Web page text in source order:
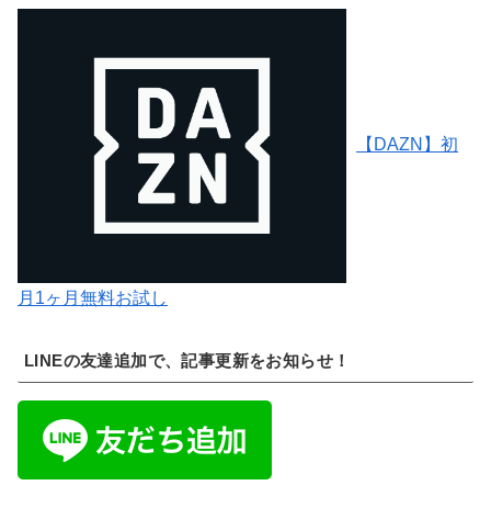
【DAZN】初
月1ヶ月無料お試し
LINEの友達追加で、記事更新をお知らせ！